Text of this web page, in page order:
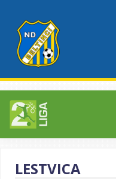
LESTVICA